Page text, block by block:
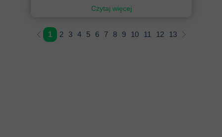
Czytaj więcej
1 2 3 4 5 6 7 8 9 10 11 12 13